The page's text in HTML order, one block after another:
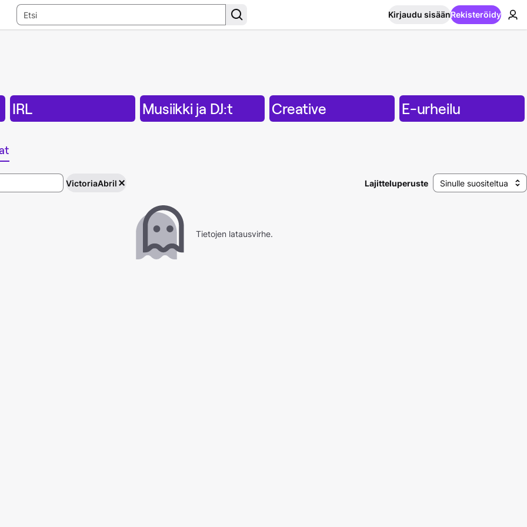
Kirjaudu sisäänRekisteröidy
IRL Musiikki ja DJ:t Creative E-urheilu
VictoriaAbril Lajitteluperuste Sinulle suositeltua
Tietojen latausvirhe.